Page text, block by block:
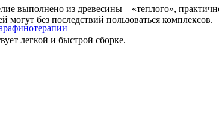
выполнено из древесины – «теплого»,
без последствий пользоваться комплексов.
легкой и быстрой сборке.